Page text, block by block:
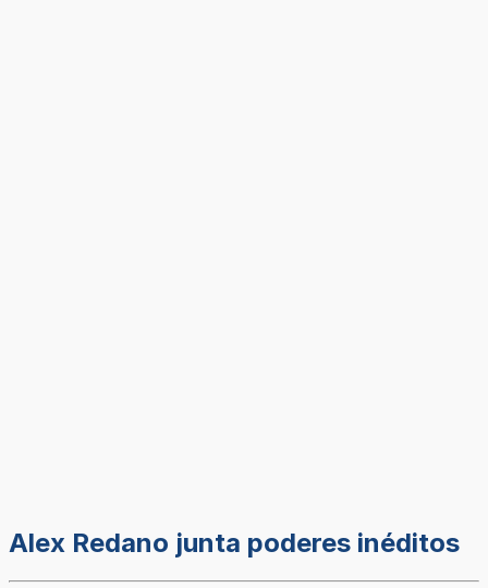
Alex Redano junta poderes inéditos